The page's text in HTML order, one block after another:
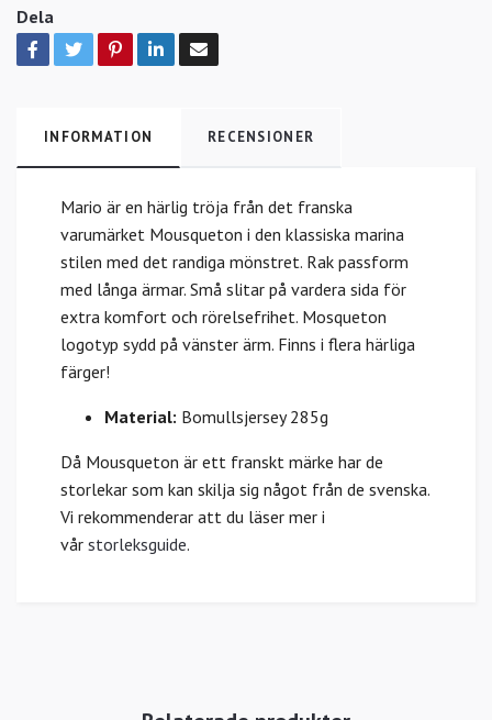
Dela
INFORMATION RECENSIONER
Mario är en härlig tröja från det franska
varumärket Mousqueton i den klassiska marina
stilen med det randiga mönstret. Rak passform
med långa ärmar. Små slitar på vardera sida för
extra komfort och rörelsefrihet. Mosqueton
logotyp sydd på vänster ärm. Finns i flera härliga
färger!
Material: Bomullsjersey 285g
Då Mousqueton är ett franskt märke har de
storlekar som kan skilja sig något från de svenska.
Vi rekommenderar att du läser mer i
vår storleksguide.